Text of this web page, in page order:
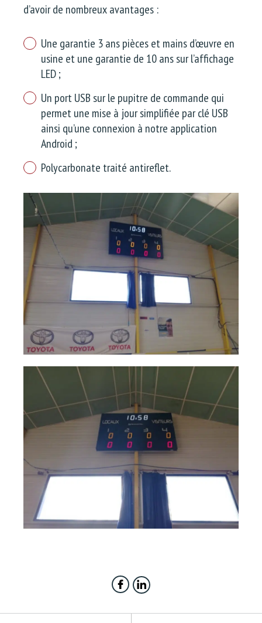
d’avoir de nombreux avantages :
Une garantie 3 ans pièces et mains d’œuvre en
usine et une garantie de 10 ans sur l’affichage
LED ;
Un port USB sur le pupitre de commande qui
permet une mise à jour simplifiée par clé USB
ainsi qu’une connexion à notre application
Android ;
Polycarbonate traité antireflet.